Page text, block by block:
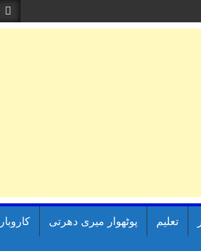
تعلیم پوٹھوار میری دھرتی کاروبار